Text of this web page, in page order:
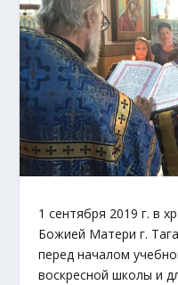
1 сентября 2019 г. в
Божией Матери г.
перед началом
воскресной школы и